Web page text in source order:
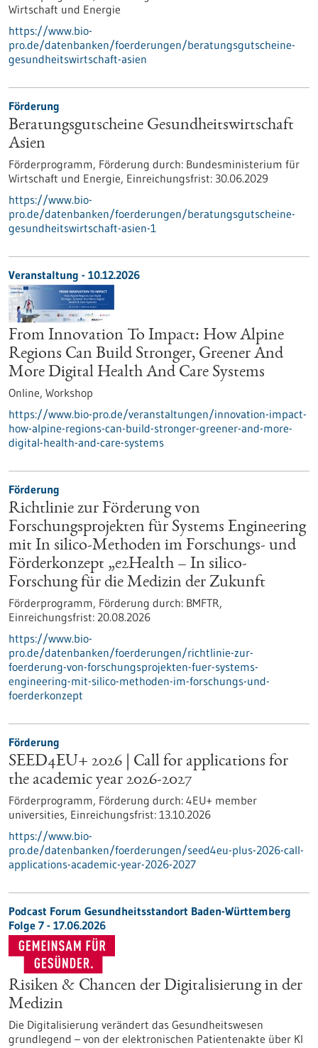
Wirtschaft und Energie
https://www.bio-
pro.de/datenbanken/foerderungen/beratungsgutscheine-
gesundheitswirtschaft-asien
Förderung
Beratungsgutscheine Gesundheitswirtschaft
Asien
Förderprogramm, Förderung durch: Bundesministerium für
Wirtschaft und Energie, Einreichungsfrist: 30.06.2029
https://www.bio-
pro.de/datenbanken/foerderungen/beratungsgutscheine-
gesundheitswirtschaft-asien-1
Veranstaltung - 10.12.2026
From Innovation To Impact: How Alpine
Regions Can Build Stronger, Greener And
More Digital Health And Care Systems
Online, Workshop
https://www.bio-pro.de/veranstaltungen/innovation-impact-
how-alpine-regions-can-build-stronger-greener-and-more-
digital-health-and-care-systems
Förderung
Richtlinie zur Förderung von
Forschungsprojekten für Systems Engineering
mit In silico-Methoden im Forschungs- und
Förderkonzept „e2Health – In silico-
Forschung für die Medizin der Zukunft
Förderprogramm, Förderung durch: BMFTR,
Einreichungsfrist: 20.08.2026
https://www.bio-
pro.de/datenbanken/foerderungen/richtlinie-zur-
foerderung-von-forschungsprojekten-fuer-systems-
engineering-mit-silico-methoden-im-forschungs-und-
foerderkonzept
Förderung
SEED4EU+ 2026 | Call for applications for
the academic year 2026-2027
Förderprogramm, Förderung durch: 4EU+ member
universities, Einreichungsfrist: 13.10.2026
https://www.bio-
pro.de/datenbanken/foerderungen/seed4eu-plus-2026-call-
applications-academic-year-2026-2027
Podcast Forum Gesundheitsstandort Baden-Württemberg
Folge 7 - 17.06.2026
Risiken & Chancen der Digitalisierung in der
Medizin
Die Digitalisierung verändert das Gesundheitswesen
grundlegend – von der elektronischen Patientenakte über KI